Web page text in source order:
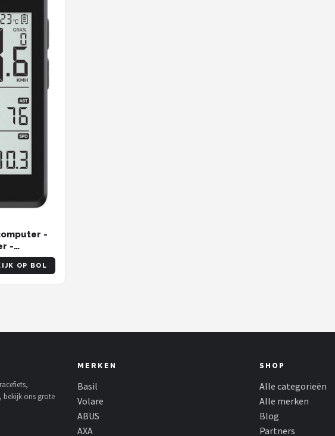
-
-
OP BOL
bekijk ons grote
MERKEN
Basil
Volare
ABUS
AXA
SHOP
Alle categorieën
Alle merken
Blog
Partners